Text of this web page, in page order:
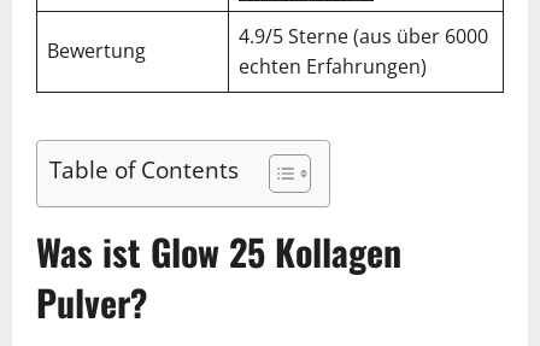
Bewertung
4.9/5 Sterne (aus über 6000
echten Erfahrungen)
Table of Contents
Was ist Glow 25 Kollagen
Pulver?